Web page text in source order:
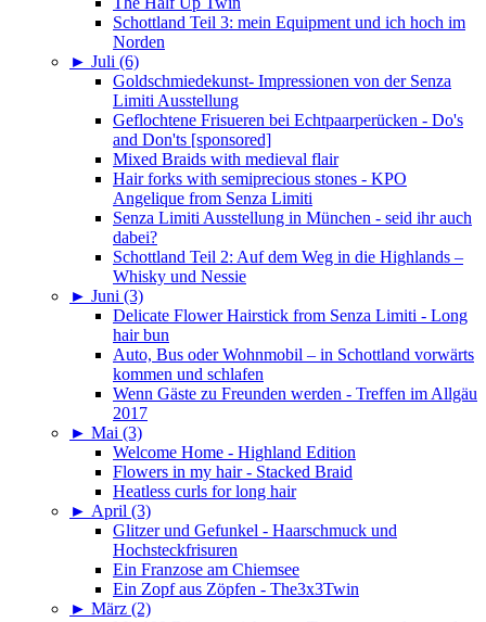
Schottland Teil 3: mein Equipment und ich hoch im
Norden
► Juli (6)
Goldschmiedekunst- Impressionen von der Senza
Limiti Ausstellung
Geflochtene Frisueren bei Echtpaarperücken - Do's
and Don'ts [sponsored]
Mixed Braids with medieval flair
Hair forks with semiprecious stones - KPO
Angelique from Senza Limiti
Senza Limiti Ausstellung in München - seid ihr auch
dabei?
Schottland Teil 2: Auf dem Weg in die Highlands –
Whisky und Nessie
► Juni (3)
Delicate Flower Hairstick from Senza Limiti - Long
hair bun
Auto, Bus oder Wohnmobil – in Schottland vorwärts
kommen und schlafen
Wenn Gäste zu Freunden werden - Treffen im Allgäu
2017
► Mai (3)
Welcome Home - Highland Edition
Flowers in my hair - Stacked Braid
Heatless curls for long hair
► April (3)
Glitzer und Gefunkel - Haarschmuck und
Hochsteckfrisuren
Ein Franzose am Chiemsee
Ein Zopf aus Zöpfen - The3x3Twin
► März (2)